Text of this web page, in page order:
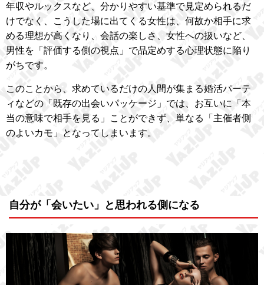
年収やルックスなど、分かりやすい基準で見定められるだ
けでなく、こうした場に出てくる女性は、何故か相手に求
める理想が高くなり、会話の楽しさ、女性への扱いなど、
男性を「評価する側の視点」で品定めする心理状態に陥り
がちです。
このことから、求めているだけの人間が集まる婚活パーテ
ィなどの「既存の出会いパッケージ」では、お互いに「本
当の意味で相手を見る」ことができず、単なる「主催者側
のよいカモ」となってしまいます。
自分が「会いたい」と思われる側になる